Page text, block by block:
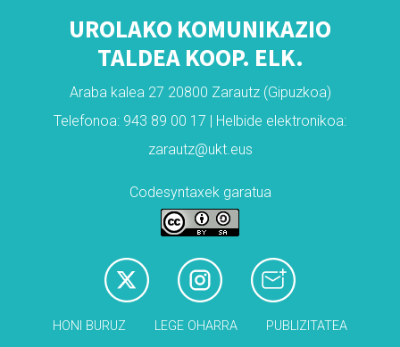
UROLAKO KOMUNIKAZIO
TALDEA KOOP. ELK.
Araba kalea 27 20800 Zarautz (Gipuzkoa)
Telefonoa: 943 89 00 17 | Helbide elektronikoa:
zarautz@ukt.eus
Codesyntaxek garatua
HONI BURUZ LEGE OHARRA PUBLIZITATEA